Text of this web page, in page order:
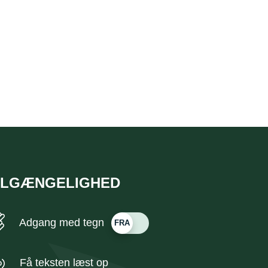
Adgang med tegn
Få teksten læst op